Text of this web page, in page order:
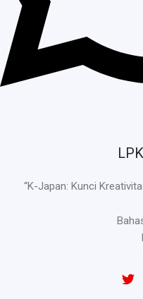
“K-Japan: Kunci